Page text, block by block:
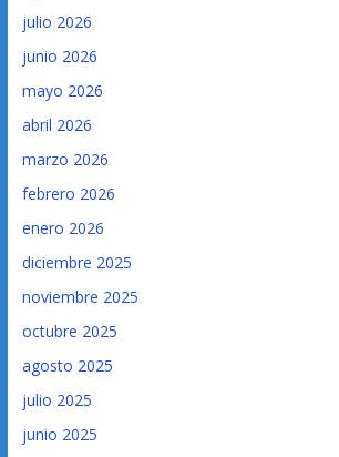
julio 2026
junio 2026
mayo 2026
abril 2026
marzo 2026
febrero 2026
enero 2026
diciembre 2025
noviembre 2025
octubre 2025
agosto 2025
julio 2025
junio 2025